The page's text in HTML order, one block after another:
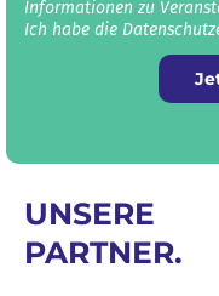
Informationen zu
Ich habe die
UNSERE
PARTNER.